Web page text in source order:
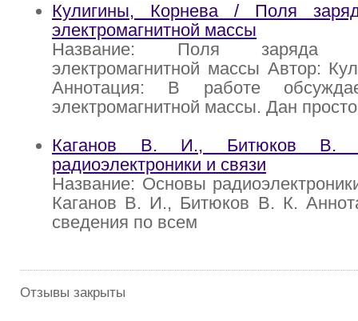
Кулигины, Корнева / Поля
электромагнитной массы
Название: Поля заряда
электромагнитной массы Автор:
Аннотация: В работе
электромагнитной массы. Дан
Каганов В. И., Битюков
радиоэлектроники и связи
Название: Основы
Каганов В. И., Битюков В. К.
сведения по всем
Отзывы закрыты